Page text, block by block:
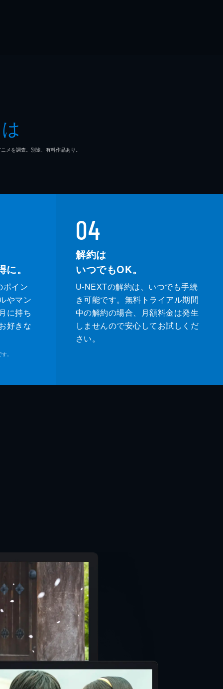
を調査。別途、有料作品あり。
。
ポイン
やマン
に持ち
好きな
。
04
解約は
いつでもOK。
U-NEXTの解約は、いつでも手続
き可能です。無料トライアル期間
中の解約の場合、月額料金は発生
しませんので安心してお試しくだ
さい。